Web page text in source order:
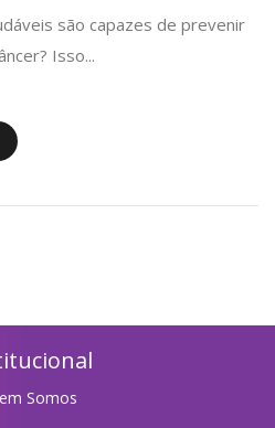
são capazes de prevenir
Isso...
Somos